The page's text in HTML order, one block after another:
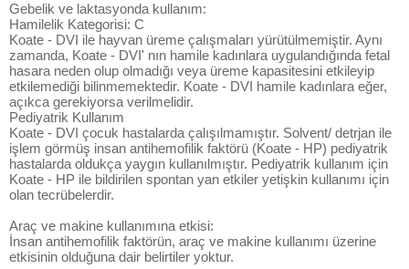
Gebelik ve laktasyonda kullanım:
Hamilelik Kategorisi: C
Koate - DVI ile hayvan üreme çalışmaları yürütülmemiştir. Aynı
zamanda, Koate - DVI' nın hamile kadınlara uygulandığında fetal
hasara neden olup olmadığı veya üreme kapasitesini etkileyip
etkilemediği bilinmemektedir. Koate - DVI hamile kadınlara eğer,
açıkca gerekiyorsa verilmelidir.
Pediyatrik Kullanım
Koate - DVI çocuk hastalarda çalışılmamıştır. Solvent/ detrjan ile
işlem görmüş insan antihemofilik faktörü (Koate - HP) pediyatrik
hastalarda oldukça yaygın kullanılmıştır. Pediyatrik kullanım için
Koate - HP ile bildirilen spontan yan etkiler yetişkin kullanımı için
olan tecrübelerdir.
Araç ve makine kullanımına etkisi:
İnsan antihemofilik faktörün, araç ve makine kullanımı üzerine
etkisinin olduğuna dair belirtiler yoktur.